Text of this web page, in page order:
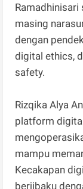
masing
dengan
digital ethics,
safety.
Rizqika Alya
platform
mampu
Kecakapan
berjibaku